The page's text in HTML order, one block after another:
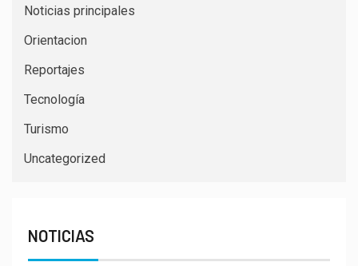
Noticias principales
Orientacion
Reportajes
Tecnología
Turismo
Uncategorized
NOTICIAS